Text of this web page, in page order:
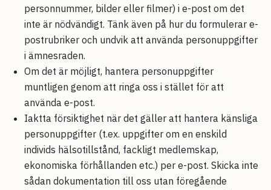
personnummer, bilder eller filmer) i e-post om det
inte är nödvändigt. Tänk även på hur du formulerar e-
postrubriker och undvik att använda personuppgifter
i ämnesraden.
Om det är möjligt, hantera personuppgifter
muntligen genom att ringa oss i stället för att
använda e-post.
Iaktta försiktighet när det gäller att hantera känsliga
personuppgifter (t.ex. uppgifter om en enskild
individs hälsotillstånd, fackligt medlemskap,
ekonomiska förhållanden etc.) per e-post. Skicka inte
sådan dokumentation till oss utan föregående